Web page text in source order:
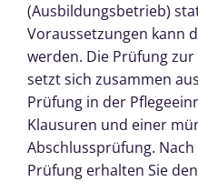
(Ausbildungsbetrieb)
Voraussetzungen kann
werden. Die Prüfung
setzt sich zusammen
Prüfung in der
Klausuren und einer
Abschlussprüfung.
Prüfung erhalten Sie